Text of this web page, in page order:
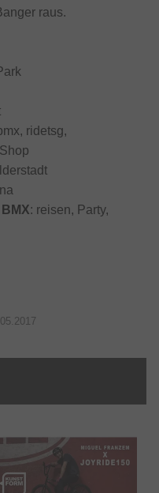
raus.
ridetsg,
: reisen, Party,